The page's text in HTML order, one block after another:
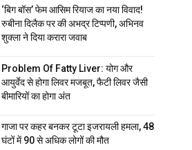
‘बिग बॉस’ फेम आसिम रियाज का नया विवाद!
रुबीना दिलैक पर की अभद्र टिप्पणी, अभिनव
शुक्ला ने दिया करारा जवाब
Problem Of Fatty Liver: योग और
आयुर्वेद से होगा लिवर मजबूत, फैटी लिवर जैसी
बीमारियों का होगा अंत
गाजा पर कहर बनकर टूटा इजरायली हमला, 48
घंटों में 90 से अधिक लोगों की मौत